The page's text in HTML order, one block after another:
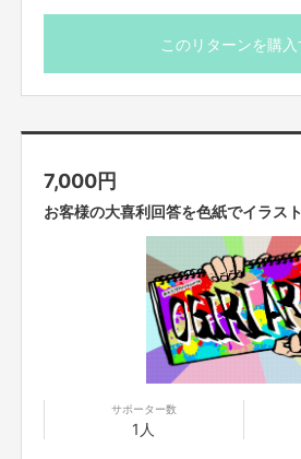
https://cf.fany.lol/users/message/view/93816
不良品、発送品間違いの場合は無料で交換さ
7日以内に上記問い合わせ先へご連絡ください
をお受け出来ない場合がございます。※サポー
ル・返品・交換はお受けできません。
不良品、発送商品間違いの場合、着払いにて対
このリターンを購入
7,000円
お客様の大喜利回答を色紙でイラス
サポーター数
1人